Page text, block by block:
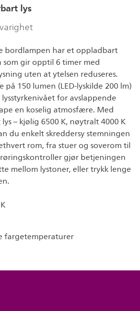
lys
bordlampen har et oppladbart
gir opptil 6 timer med
uten at ytelsen reduseres.
på 150 lumen (LED-lyskilde 200 lm)
for avslappende
en koselig atmosfære. Med
– kjølig 6500 K, nøytralt 4000 K
du enkelt skreddersy stemningen
rom, fra stuer og soverom til
gjør betjeningen
mellom lystoner, eller trykk lenge
fargetemperaturer